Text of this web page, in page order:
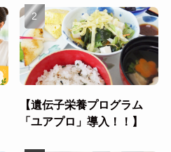
【遺伝子栄養プログラム
「ユアプロ」導入！！】